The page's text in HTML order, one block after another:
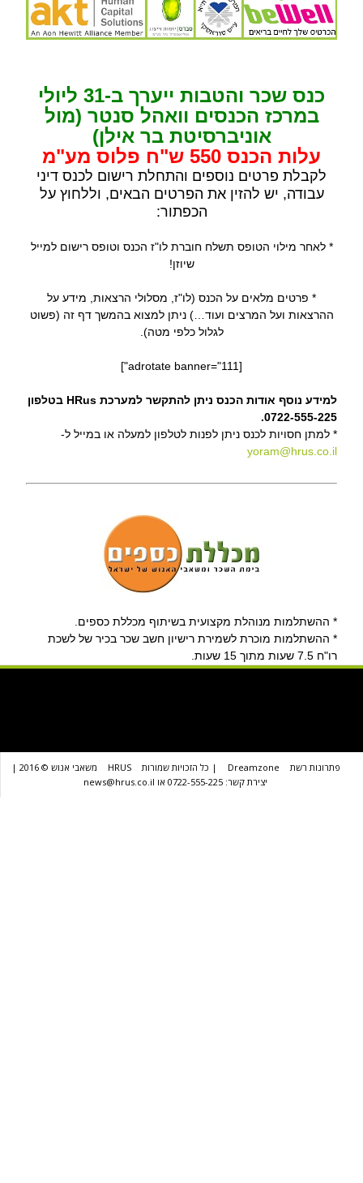
כנס שכר והטבות ייערך ב-31 ליולי
במרכז הכנסים וואהל סנטר (מול
אוניברסיטת בר אילן)
עלות הכנס 550 ש"ח פלוס מע"מ
לקבלת פרטים נוספים והתחלת רישום לכנס דיני
עבודה, יש להזין את הפרטים הבאים, וללחוץ על
הכפתור:
* לאחר מילוי הטופס תשלח חוברת לו"ז הכנס וטופס רישום למייל
שיוזן!
* פרטים מלאים על הכנס (לו"ז, מסלולי הרצאות, מידע על
ההרצאות ועל המרצים ועוד…) ניתן למצוא בהמשך דף זה (פשוט
לגלול כלפי מטה).
[adrotate banner="111"]
למידע נוסף אודות הכנס ניתן להתקשר למערכת HRus בטלפון
0722-555-225.
* למתן חסויות לכנס ניתן לפנות לטלפון למעלה או במייל ל-
yoram@hrus.co.il
* ההשתלמות מנוהלת מקצועית בשיתוף מכללת כספים.
* ההשתלמות מוכרת לשמירת רישיון חשב שכר בכיר של לשכת
רו"ח 7.5 שעות מתוך 15 שעות.
פתרונות רשת Dreamzone | כל הזכויות שמורות HRUS
משאבי אנוש © 2016 |
יצירת קשר: 0722-555-225 או news@hrus.co.il